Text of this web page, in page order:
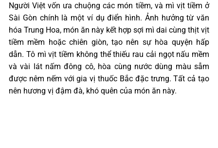
Người Việt vốn ưa chuộng các món tiềm, và mì vịt tiềm ở
Sài Gòn chính là một ví dụ điển hình. Ảnh hưởng từ văn
hóa Trung Hoa, món ăn này kết hợp sợi mì dai cùng thịt vịt
tiềm mềm hoặc chiên giòn, tạo nên sự hòa quyện hấp
dẫn. Tô mì vịt tiềm không thể thiếu rau cải ngọt nấu mềm
và vài lát nấm đông cô, hòa cùng nước dùng màu sẫm
được nêm nếm với gia vị thuốc Bắc đặc trưng. Tất cả tạo
nên hương vị đậm đà, khó quên của món ăn này.